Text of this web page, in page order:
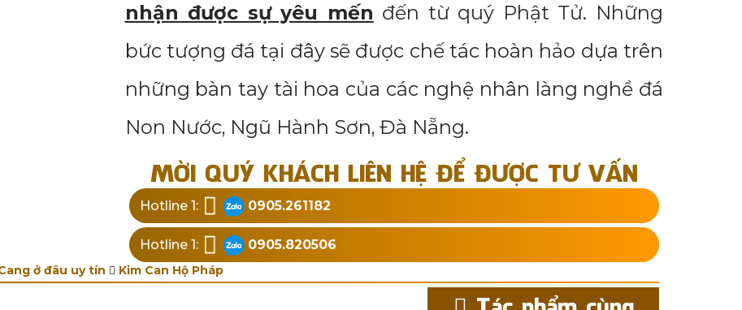
nhận được sự yêu mến đến từ quý Phật Tử. Những
bức tượng đá tại đây sẽ được chế tác hoàn hảo dựa trên
những bàn tay tài hoa của các nghệ nhân làng nghề đá
Non Nước, Ngũ Hành Sơn, Đà Nẵng.
MỜI QUÝ KHÁCH LIÊN HỆ ĐỂ ĐƯỢC TƯ VẤN
Hotline 1: 0905.261182
Hotline 1: 0905.820506
ở đâu uy tín Kim Can Hộ Pháp